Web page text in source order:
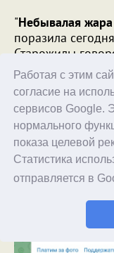
Работая с этим
согласие на
сервисов Google.
нормального
показа целевой
Статистика
отправляется в
"Небывалая жара
поразила
Старожилы
последний раз
вчера."